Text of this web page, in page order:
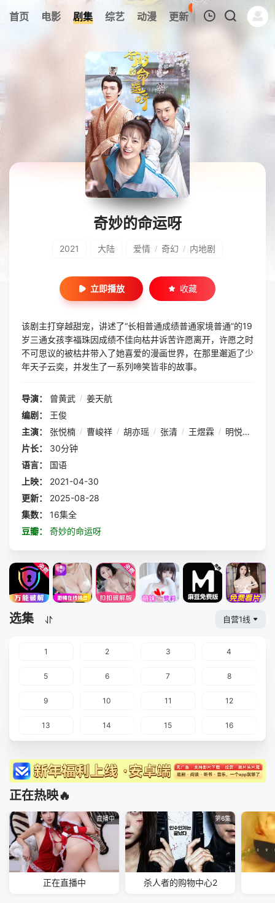
首页 电影 剧集 综艺 动漫 更新
61
热榜 APP
暂无观看影片的记录
奇妙的命运呀
2021 大陆 爱情 / 奇幻 / 内地剧
立即播放 收藏
该剧主打穿越甜宠，讲述了“长相普通成绩普通家境普通”的19
岁三通女孩李福珠因成绩不佳向枯井诉苦许愿离开，许愿之时
不可思议的被枯井带入了她喜爱的漫画世界，在那里邂逅了少
年天子云奕，并发生了一系列啼笑皆非的故事。
导演： 曾黄武 / 姜天航
编剧：
王俊
主演：
张悦楠 / 曹峻祥 / 胡亦瑶 / 张清 / 王煜霖 / 明悦
片长：
30分钟
语言：
国语
上映：
2021-04-30
更新：
2025-08-28
集数：
16集全
豆瓣：
奇妙的命运呀
选集 自营1线
1 2 3 4
5 6 7 8
9 10 11 12
13 14 15 16
正在热映🔥
直播中
正在直播中
第6集
杀人者的购物中心2